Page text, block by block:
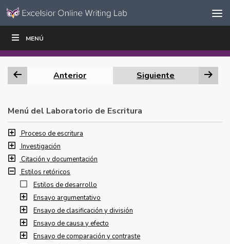
Ir al contenido
navegación
MENÚ
ESCRIBIR
Anterior Siguiente
Menú del Laboratorio de Escritura
Proceso de escritura
Investigación
Citación y documentación
Estilos retóricos
Estilos de desarrollo
Ensayo argumentativo
Ensayo de clasificación y división
Ensayo de causa y efecto
Ensayo de comparación y contraste